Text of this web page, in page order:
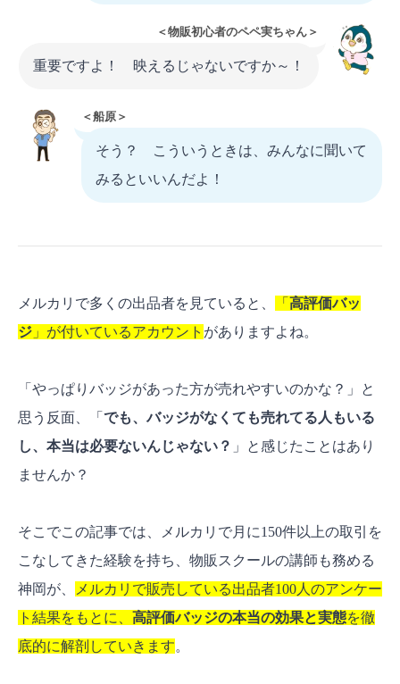
＜物販初心者のペペ実ちゃん＞
重要ですよ！ 映えるじゃないですか～！
＜船原＞
そう？ こういうときは、みんなに聞いて
みるといいんだよ！
メルカリで多くの出品者を見ていると、 「 高評価バッ
ジ 」が付いているアカウント がありますよね。
「やっぱりバッジがあった方が売れやすいのかな？」と
思う反面、「 でも、バッジがなくても売れてる人もいる
し、本当は必要ないんじゃない？ 」と感じたことはあり
ませんか？
そこでこの記事では、メルカリで月に150件以上の取引を
こなしてきた経験を持ち、物販スクールの講師も務める
神岡が、
メルカリで販売している出品者100人のアンケー
ト結果をもとに、 高評価バッジの本当の効果と実態を徹
底的に解剖していきます。